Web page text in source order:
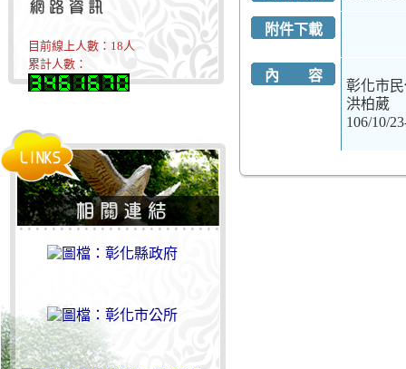
目前線上人數： 18人
累計人數：
附件下載
內 容
彰化市
洪柏葳
106/10/